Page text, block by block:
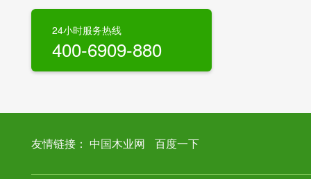
24小时服务热线
400-6909-880
友情链接： 中国木业网 百度一下